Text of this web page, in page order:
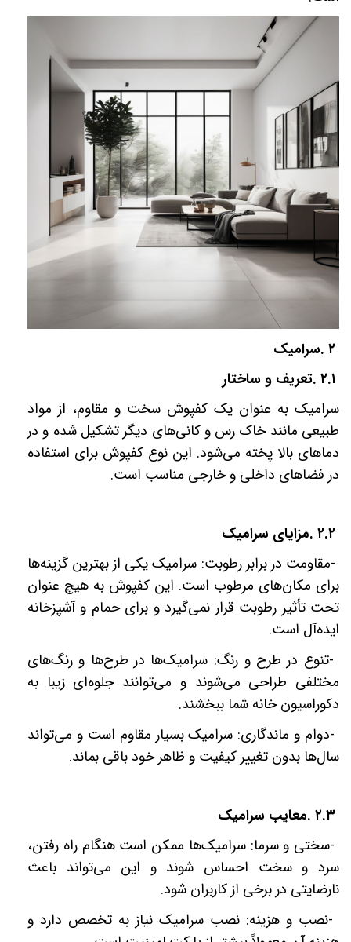
۲ .سرامیک
۲.۱ .تعریف و ساختار
سرامیک به عنوان یک کفپوش سخت و مقاوم، از مواد
طبیعی مانند خاک رس و کانی‌های دیگر تشکیل شده و در
دماهای بالا پخته می‌شود. این نوع کفپوش برای استفاده
در فضاهای داخلی و خارجی مناسب است.
۲.۲ .مزایای سرامیک
-مقاومت در برابر رطوبت: سرامیک یکی از بهترین گزینه‌ها
برای مکان‌های مرطوب است. این کفپوش به هیچ عنوان
تحت تأثیر رطوبت قرار نمی‌گیرد و برای حمام و آشپزخانه
ایده‌آل است.
-تنوع در طرح و رنگ: سرامیک‌ها در طرح‌ها و رنگ‌های
مختلفی طراحی می‌شوند و می‌توانند جلوه‌ای زیبا به
دکوراسیون خانه شما ببخشند.
-دوام و ماندگاری: سرامیک بسیار مقاوم است و می‌تواند
سال‌ها بدون تغییر کیفیت و ظاهر خود باقی بماند.
۲.۳ .معایب سرامیک
-سختی و سرما: سرامیک‌ها ممکن است هنگام راه رفتن،
سرد و سخت احساس شوند و این می‌تواند باعث
نارضایتی در برخی از کاربران شود.
-نصب و هزینه: نصب سرامیک نیاز به تخصص دارد و